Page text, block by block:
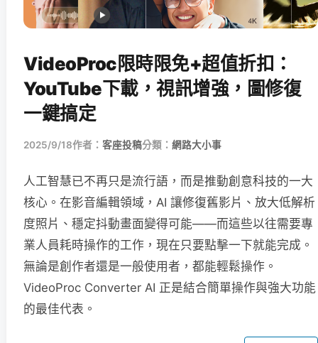
VideoProc限時限免+超值折扣：
YouTube下載，視訊增強，圖修復
一鍵搞定
2025/9/18作者： 客座投稿分類： 網路大小事
人工智慧已不再只是流行語，而是推動創意科技的一大
核心。在影音編輯領域，AI 讓修復舊影片、放大低解析
度照片、穩定抖動畫面變得可能——而這些以往需要專
業人員耗時操作的工作，現在只要點擊一下就能完成。
無論是創作者還是一般使用者，都能輕鬆操作。
VideoProc Converter AI 正是結合簡單操作與強大功能
的最佳代表。